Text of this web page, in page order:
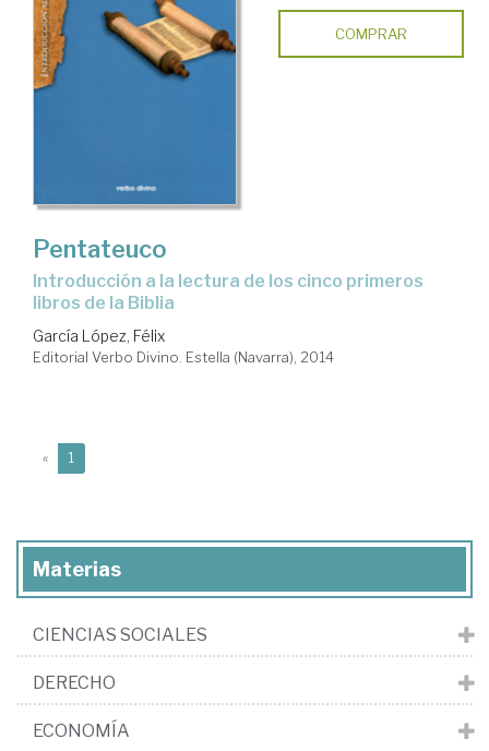
COMPRAR
Pentateuco
introducción a la lectura de los cinco primeros
libros de la Biblia
García López, Félix
Editorial Verbo Divino. Estella (Navarra), 2014
« 1
Materias
CIENCIAS SOCIALES
DERECHO
ECONOMÍA